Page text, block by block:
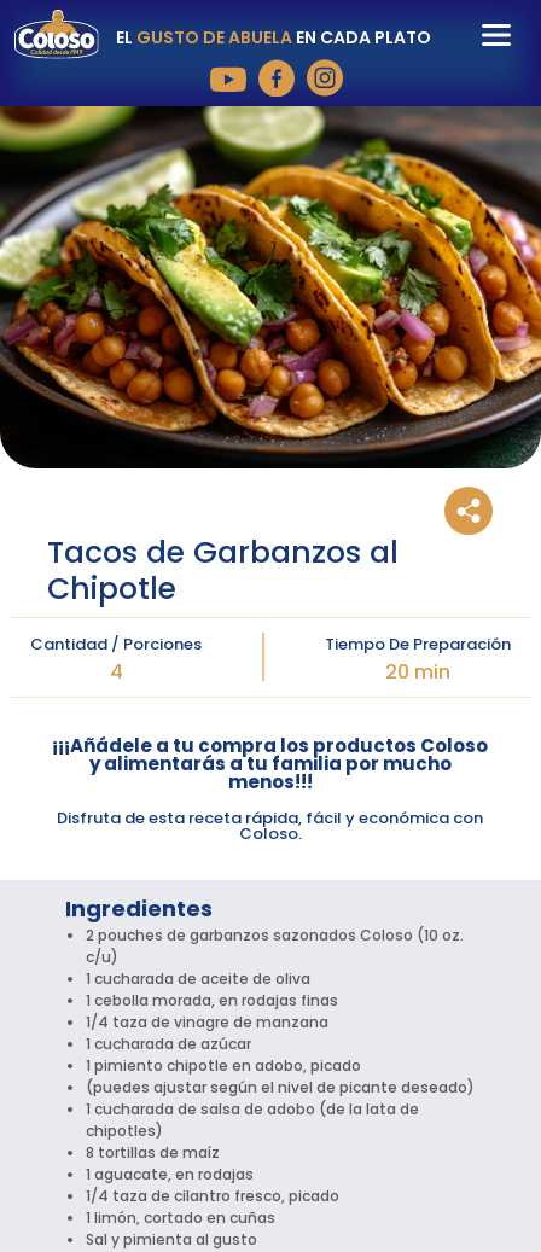
EL GUSTO DE ABUELAEN CADA PLATO
Tacos de Garbanzos al
Chipotle
Cantidad / Porciones
4
Tiempo De Preparación
20 min
¡¡¡Añádele a tu compra los productos Coloso
y alimentarás a tu familia por mucho
menos!!!
Disfruta de esta receta rápida, fácil y económica con
Coloso.
Ingredientes
2 pouches de garbanzos sazonados Coloso (10 oz.
c/u)
1 cucharada de aceite de oliva
1 cebolla morada, en rodajas finas
1/4 taza de vinagre de manzana
1 cucharada de azúcar
1 pimiento chipotle en adobo, picado
(puedes ajustar según el nivel de picante deseado)
1 cucharada de salsa de adobo (de la lata de
chipotles)
8 tortillas de maíz
1 aguacate, en rodajas
1/4 taza de cilantro fresco, picado
1 limón, cortado en cuñas
Sal y pimienta al gusto